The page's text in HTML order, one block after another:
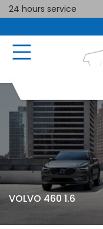
24 hours service
VOLVO 460 1.6